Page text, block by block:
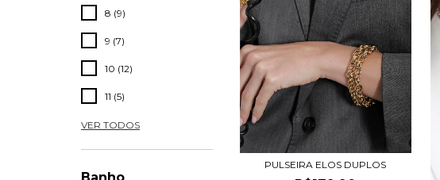
8 (9)
9 (7)
10 (12)
11 (5)
VER TODOS
PULSEIRA ELOS DUPLOS